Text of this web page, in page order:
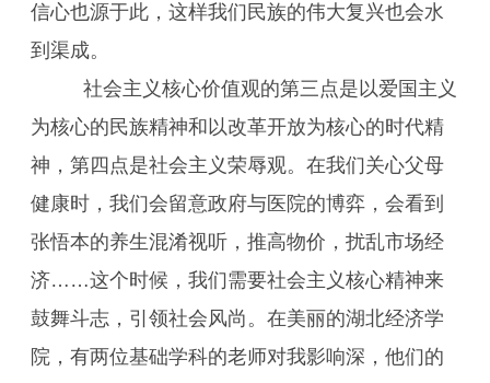
信心也源于此，这样我们民族的伟大复兴也会水
到渠成。
社会主义核心价值观的第三点是以爱国主义
为核心的民族精神和以改革开放为核心的时代精
神，第四点是社会主义荣辱观。在我们关心父母
健康时，我们会留意政府与医院的博弈，会看到
张悟本的养生混淆视听，推高物价，扰乱市场经
济……这个时候，我们需要社会主义核心精神来
鼓舞斗志，引领社会风尚。在美丽的湖北经济学
院，有两位基础学科的老师对我影响深，他们的